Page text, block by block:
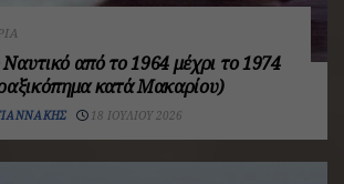
από το 1964 μέχρι το 1974
κατά Μακαρίου)
18 ΙΟΥΛΊΟΥ 2026